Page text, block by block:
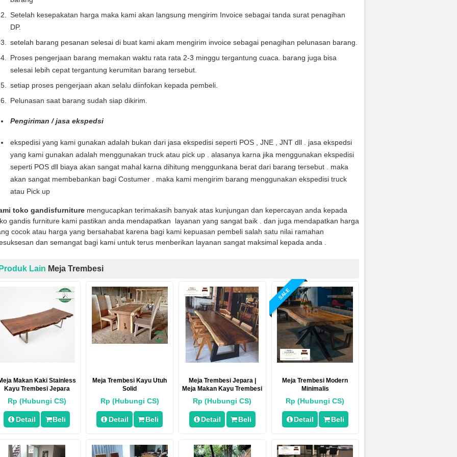
Setelah kesepakatan harga maka kami akan langsung mengirim Invoice sebagai tanda surat penagihan
DP.
setelah barang pesanan selesai di buat kami akam mengirim invoice sebagai penagihan pelunasan barang.
Proses pengerjaan barang memakan waktu rata rata 2-3 minggu tergantung cuaca. barang juga bisa
selesai lebih cepat tergantung kerumitan barang tersebut.
setiap proses pengerjaan akan selalu diinfokan kepada pembeli.
Pelunasan saat barang sudah siap dikirim.
Pengiriman / jasa ekspedsi
ekspedisi yang kami gunakan adalah bukan dari jasa ekspedisi seperti POS , JNE , JNT dll . jasa ekspedsi
yang kami gunakan adalah menggunakan truck atau pick up . alasanya karna jika menggunakan ekspedisi
seperti POS dll biaya akan sangat mahal karna dihitung menggunkana berat dari barang tersebut . maka
akan sangat membebankan bagi Costumer . maka kami mengirim barang menggunakan ekspedisi truck
atau Pick up
toko gandisfurnituremengucapkan terimakasih banyak atas kunjungan dan kepercayan anda kepada
gandis furniture kami pastikan anda mendapatkan layanan yang sangat baik . dan juga mendapatkan harga
cocok atau harga yang bersahabat karena bagi kami kepuasan pembeli salah satu nilai ramahan
dan semangat bagi kami untuk terus menberikan layanan sangat maksimal kepada anda .
Lain Meja Trembesi
Makan Kaki Stainless
Kayu Trembesi Jepara
Rp (Hubungi CS)
Detail Beli
Meja Trembesi Kayu Utuh
Solid
Rp (Hubungi CS)
Detail Beli
Meja Trembesi Jepara |
Meja Makan Kayu Trembesi
Terbaru
Rp (Hubungi CS)
Detail Beli
SALE
Meja Trembesi Modern
Minimalis
Rp (Hubungi CS)
Detail Beli